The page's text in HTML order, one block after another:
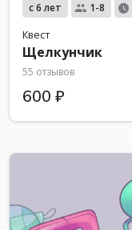
с 6 лет 1-8
Квест
Щелкунчик
55 отзывов
600 ₽